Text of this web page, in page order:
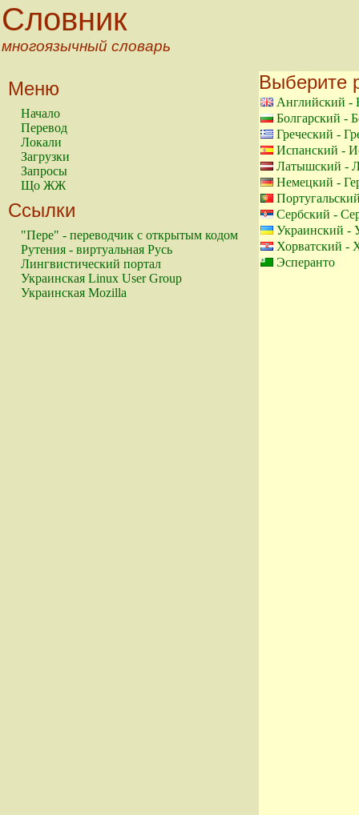
Словник
многоязычный словарь
Меню
Начало
Перевод
Локали
Загрузки
Запросы
Що ЖЖ
Ссылки
"Пере" - переводчик с открытым кодом
Рутения - виртуальная Русь
Лингвистический портал
Украинская Linux User Group
Украинская Mozilla
Выберите
Английский -
Болгарский -
Греческий -
Испанский -
Латышский -
Немецкий -
Сербский -
Украинский -
Хорватский -
Эсперанто